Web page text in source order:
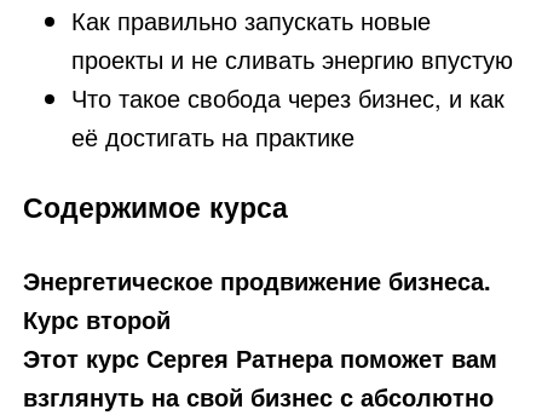
Как правильно запускать новые
проекты и не сливать энергию впустую
Что такое свобода через бизнес, и как
её достигать на практике
Содержимое курса
Энергетическое продвижение бизнеса.
Курс второй
Этот курс Сергея Ратнера поможет вам
взглянуть на свой бизнес с абсолютно